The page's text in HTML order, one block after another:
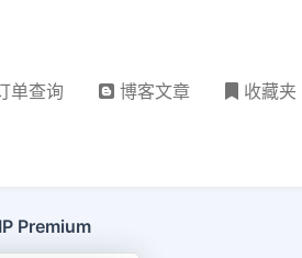
单查询 博客文章 收藏夹
Premium